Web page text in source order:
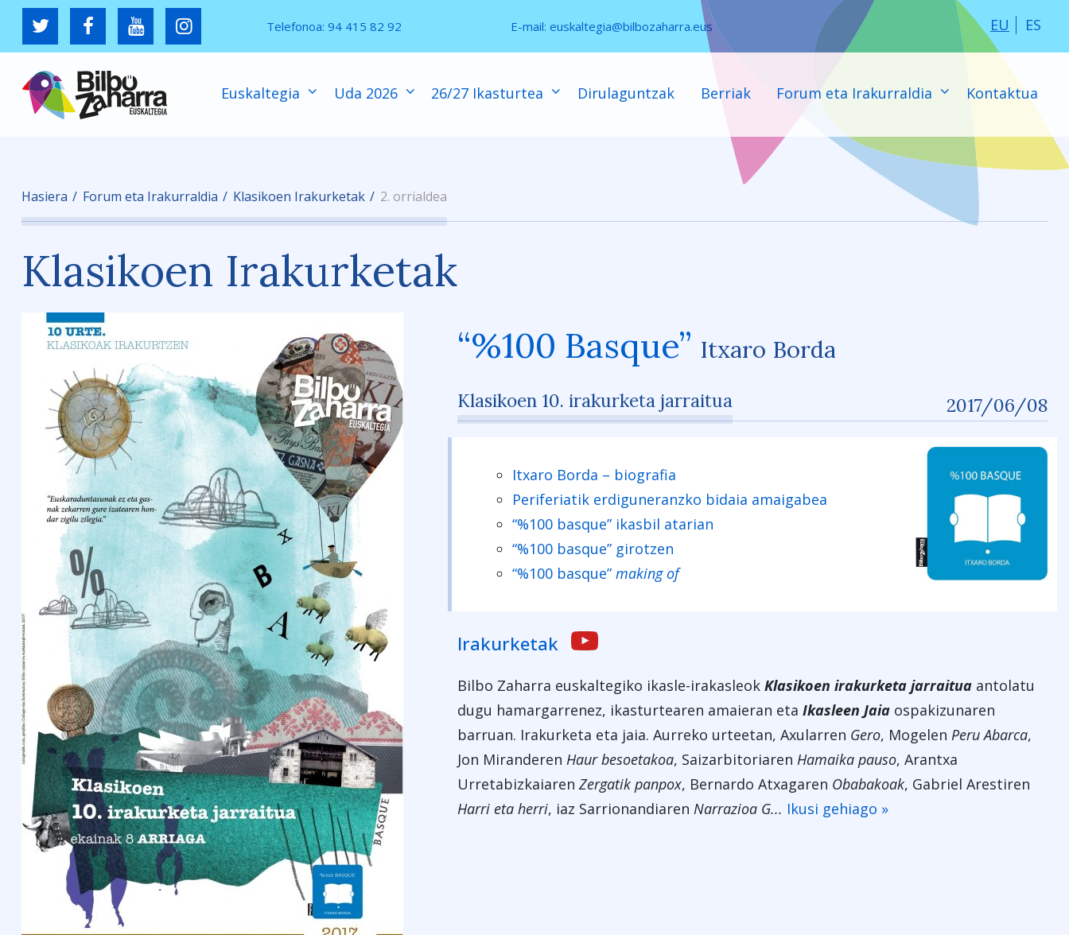
Telefonoa: 94 415 82 92 E-mail: euskaltegia@bilbozaharra.eus EU ES
Euskaltegia Uda 2026 26/27 Ikasturtea Dirulaguntzak Berriak Forum eta Irakurraldia Kontaktua
Hasiera Forum eta Irakurraldia Klasikoen Irakurketak 2. orrialdea
Klasikoen Irakurketak
“%100 Basque” Itxaro Borda
Klasikoen 10. irakurketa jarraitua 2017/06/08
Itxaro Borda – biografia
Periferiatik erdiguneranzko bidaia amaigabea
“%100 basque” ikasbil atarian
“%100 basque” girotzen
“%100 basque” making of
Irakurketak
Bilbo Zaharra euskaltegiko ikasle-irakasleokKlasikoen irakurketa jarraitua antolatu
dugu hamargarrenez, ikasturtearen amaieran eta Ikasleen Jaiaospakizunaren
barruan. Irakurketa eta jaia. Aurreko urteetan, Axularren Gero, Mogelen Peru Abarca,
Jon Miranderen Haur besoetakoa, Saizarbitoriaren Hamaika pauso, Arantxa
Urretabizkaiaren Zergatik panpox, Bernardo Atxagaren Obabakoak, Gabriel Arestiren
Harri eta herri, iaz Sarrionandiaren Narrazioa G... Ikusi gehiago »